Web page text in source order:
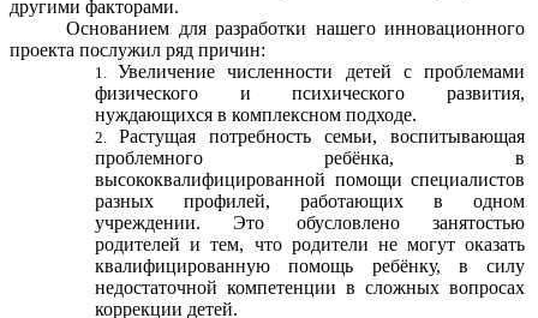
другими факторами.
Основанием для разработки нашего инновационного
проекта послужил ряд причин:
Увеличение численности детей с проблемами
физического и психического развития,
нуждающихся в комплексном подходе.
Растущая потребность семьи, воспитывающая
проблемного ребёнка, в
высококвалифицированной помощи специалистов
разных профилей, работающих в одном
учреждении. Это обусловлено занятостью
родителей и тем, что родители не могут оказать
квалифицированную помощь ребёнку, в силу
недостаточной компетенции в сложных вопросах
коррекции детей.